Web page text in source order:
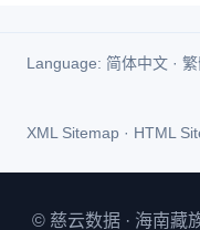
Language: 简体中文 ·
XML Sitemap · HTML
© 慈云数据 · 海南藏